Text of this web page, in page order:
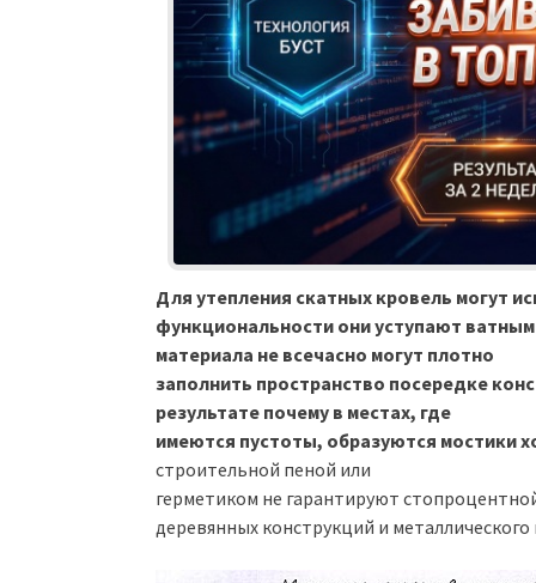
Для утепления скатных кровель могут
функциональности они уступают
материала не всечасно могут плотно
заполнить пространство посередке
результате почему в местах, где
имеются пустоты, образуются мостики
строительной пеной или
герметиком не гарантируют
деревянных конструкций и металлического